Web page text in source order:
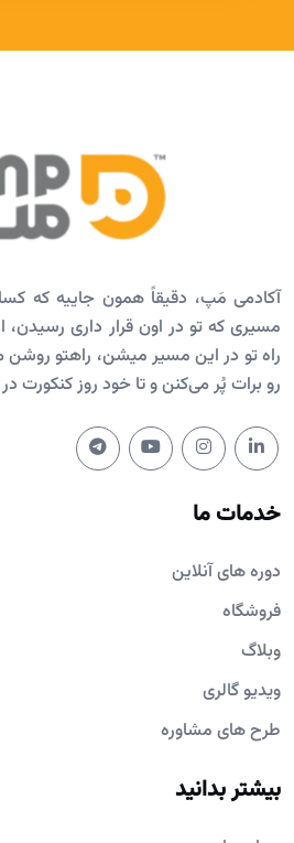
آکادمی مَپ، دقیقاً همون جاییه که
مسیری که تو در اون قرار داری رسیدن،
راه تو در این مسیر میشن، راهتو
رو برات پُر می‌کنن و تا خود روز کنکورت در
خدمات ما
دوره های آنلاین
فروشگاه
وبلاگ
ویدیو گالری
طرح های مشاوره
بیشتر بدانید